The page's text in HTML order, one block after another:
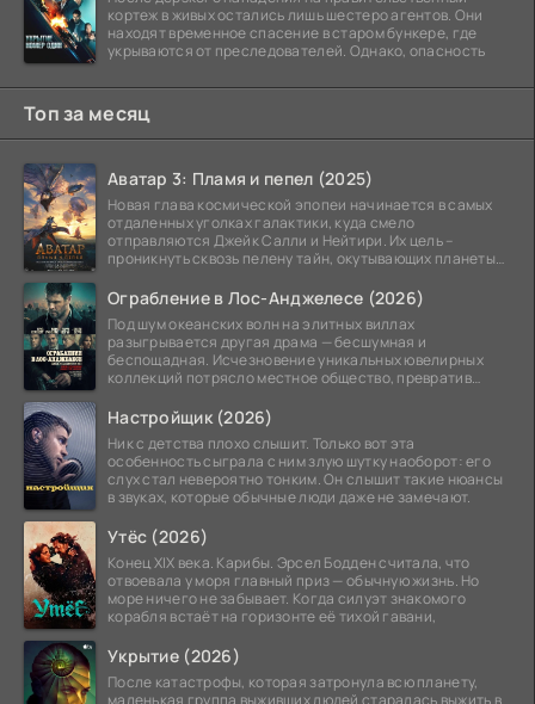
кортеж в живых остались лишь шестеро агентов. Они
находят временное спасение в старом бункере, где
укрываются от преследователей. Однако, опасность
Топ за месяц
Аватар 3: Пламя и пепел (2025)
Новая глава космической эпопеи начинается в самых
отдаленных уголках галактики, куда смело
отправляются Джейк Салли и Нейтири. Их цель –
проникнуть сквозь пелену тайн, окутывающих планеты
Ограбление в Лос-Анджелесе (2026)
Под шум океанских волн на элитных виллах
разыгрывается другая драма — бесшумная и
беспощадная. Исчезновение уникальных ювелирных
коллекций потрясло местное общество, превратив
Настройщик (2026)
Ник с детства плохо слышит. Только вот эта
особенность сыграла с ним злую шутку наоборот: его
слух стал невероятно тонким. Он слышит такие нюансы
в звуках, которые обычные люди даже не замечают.
Утёс (2026)
Конец XIX века. Карибы. Эрсел Бодден считала, что
отвоевала у моря главный приз — обычную жизнь. Но
море ничего не забывает. Когда силуэт знакомого
корабля встаёт на горизонте её тихой гавани,
Укрытие (2026)
После катастрофы, которая затронула всю планету,
маленькая группа выживших людей старалась выжить в